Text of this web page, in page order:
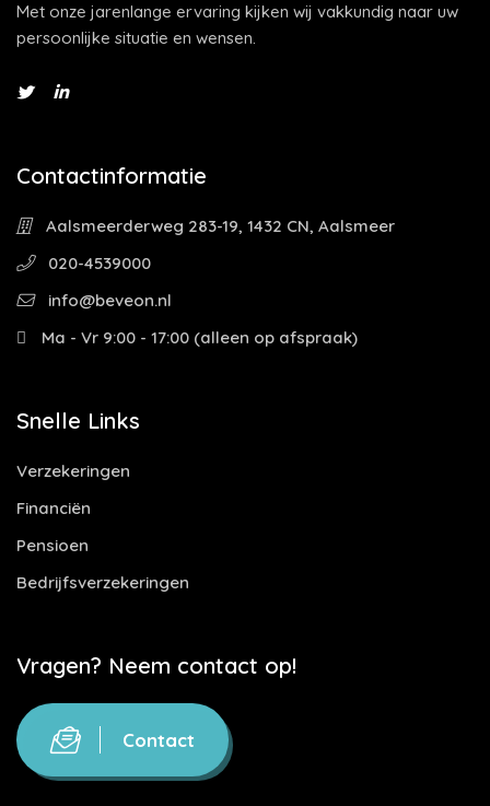
Met onze jarenlange ervaring kijken wij vakkundig naar uw
persoonlijke situatie en wensen.
Contactinformatie
Aalsmeerderweg 283-19, 1432 CN, Aalsmeer
020-4539000
info@beveon.nl
Ma - Vr 9:00 - 17:00 (alleen op afspraak)
Snelle Links
Verzekeringen
Financiën
Pensioen
Bedrijfsverzekeringen
Vragen? Neem contact op!
Contact